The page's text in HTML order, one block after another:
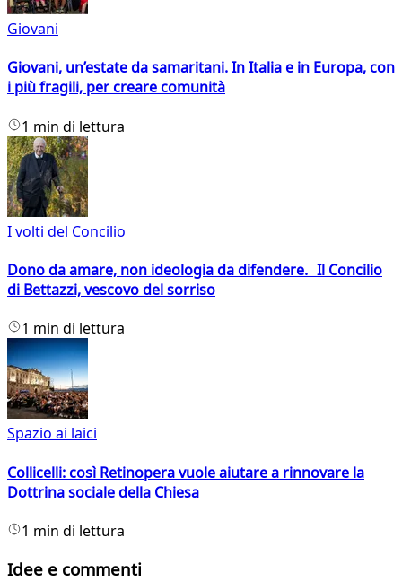
Giovani
Giovani, un’estate da samaritani. In Italia e in Europa, con
i più fragili, per creare comunità
1 min di lettura
I volti del Concilio
Dono da amare, non ideologia da difendere. Il Concilio
di Bettazzi, vescovo del sorriso
1 min di lettura
Spazio ai laici
Collicelli: così Retinopera vuole aiutare a rinnovare la
Dottrina sociale della Chiesa
1 min di lettura
Idee e commenti